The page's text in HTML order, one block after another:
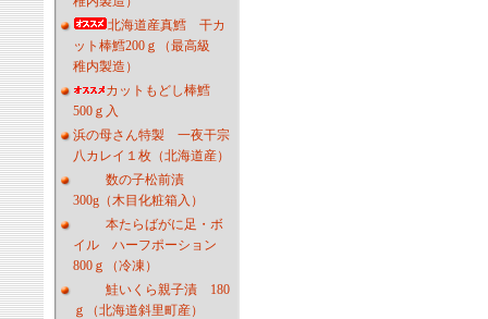
北海道産真鱈 干カ
ット棒鱈200ｇ（最高級
稚内製造）
カットもどし棒鱈
500ｇ入
浜の母さん特製 一夜干宗
八カレイ１枚（北海道産）
数の子松前漬
300g（木目化粧箱入）
本たらばがに足・ボ
イル ハーフポーション
800ｇ（冷凍）
鮭いくら親子漬 180
ｇ（北海道斜里町産）